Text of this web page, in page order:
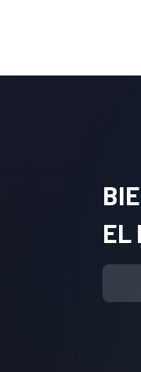
EL